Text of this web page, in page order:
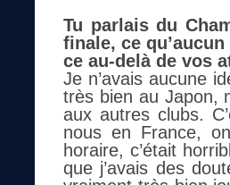
Tu parlais du
finale, ce
ce au-delà de vos
Je n’avais aucune
très bien au Japon,
aux autres clubs.
nous en France,
horaire, c’était
que j’avais des